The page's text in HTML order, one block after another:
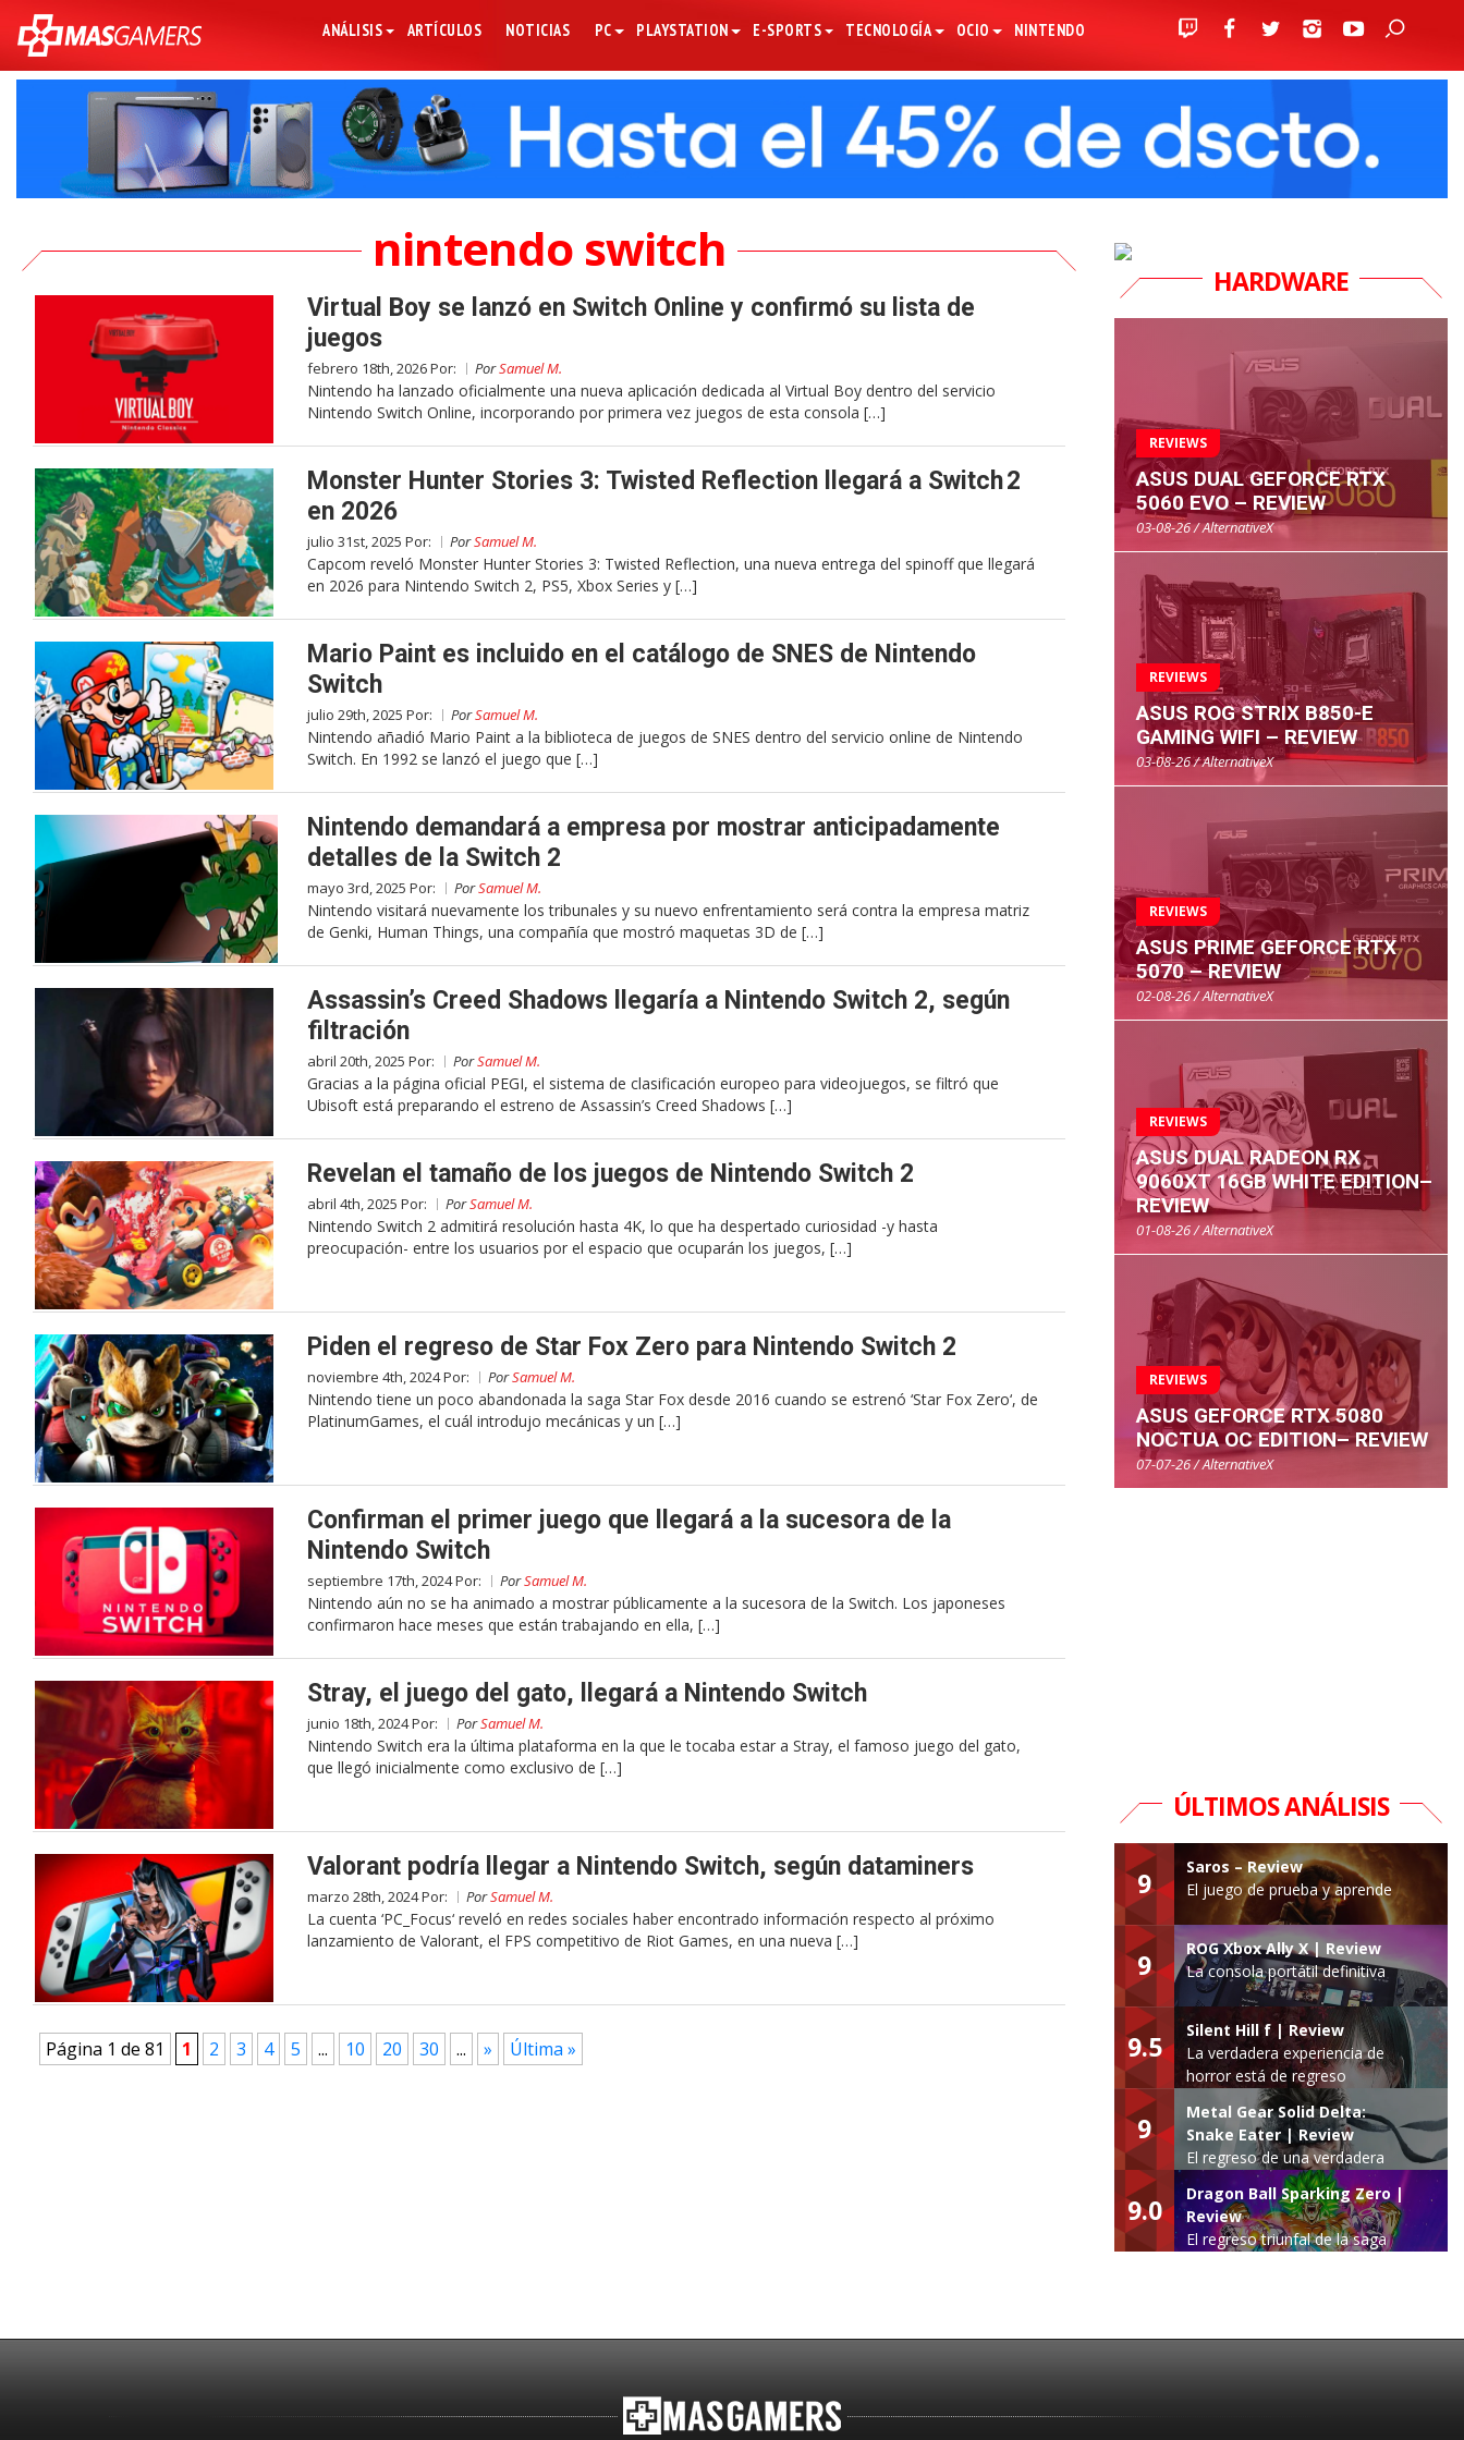
ANÁLISIS ARTÍCULOS NOTICIAS PC PLAYSTATION E-SPORTS TECNOLOGÍA OCIO NINTENDO
nintendo switch
Virtual Boy se lanzó en Switch Online y confirmó su lista de
juegos
febrero 18th, 2026 Por: PorSamuel M.
Nintendo ha lanzado oficialmente una nueva aplicación dedicada al Virtual Boy dentro del servicio
Nintendo Switch Online, incorporando por primera vez juegos de esta consola […]
Monster Hunter Stories 3: Twisted Reflection llegará a Switch 2
en 2026
julio 31st, 2025 Por: PorSamuel M.
Capcom reveló Monster Hunter Stories 3: Twisted Reflection, una nueva entrega del spinoff que llegará
en 2026 para Nintendo Switch 2, PS5, Xbox Series y […]
Mario Paint es incluido en el catálogo de SNES de Nintendo
Switch
julio 29th, 2025 Por: PorSamuel M.
Nintendo añadió Mario Paint a la biblioteca de juegos de SNES dentro del servicio online de Nintendo
Switch. En 1992 se lanzó el juego que […]
Nintendo demandará a empresa por mostrar anticipadamente
detalles de la Switch 2
mayo 3rd, 2025 Por: PorSamuel M.
Nintendo visitará nuevamente los tribunales y su nuevo enfrentamiento será contra la empresa matriz
de Genki, Human Things, una compañía que mostró maquetas 3D de […]
Assassin’s Creed Shadows llegaría a Nintendo Switch 2, según
filtración
abril 20th, 2025 Por: PorSamuel M.
Gracias a la página oficial PEGI, el sistema de clasificación europeo para videojuegos, se filtró que
Ubisoft está preparando el estreno de Assassin’s Creed Shadows […]
Revelan el tamaño de los juegos de Nintendo Switch 2
abril 4th, 2025 Por: PorSamuel M.
Nintendo Switch 2 admitirá resolución hasta 4K, lo que ha despertado curiosidad -y hasta
preocupación- entre los usuarios por el espacio que ocuparán los juegos, […]
Piden el regreso de Star Fox Zero para Nintendo Switch 2
noviembre 4th, 2024 Por: PorSamuel M.
Nintendo tiene un poco abandonada la saga Star Fox desde 2016 cuando se estrenó ‘Star Fox Zero‘, de
PlatinumGames, el cuál introdujo mecánicas y un […]
Confirman el primer juego que llegará a la sucesora de la
Nintendo Switch
septiembre 17th, 2024 Por: PorSamuel M.
Nintendo aún no se ha animado a mostrar públicamente a la sucesora de la Switch. Los japoneses
confirmaron hace meses que están trabajando en ella, […]
Stray, el juego del gato, llegará a Nintendo Switch
junio 18th, 2024 Por: PorSamuel M.
Nintendo Switch era la última plataforma en la que le tocaba estar a Stray, el famoso juego del gato,
que llegó inicialmente como exclusivo de […]
Valorant podría llegar a Nintendo Switch, según dataminers
marzo 28th, 2024 Por: PorSamuel M.
La cuenta ‘PC_Focus‘ reveló en redes sociales haber encontrado información respecto al próximo
lanzamiento de Valorant, el FPS competitivo de Riot Games, en una nueva […]
Página 1 de 81 1 2 3 4 5 ... 10 20 30 ... » Última »
HARDWARE
REVIEWS
ASUS DUAL GEFORCE RTX
5060 EVO – REVIEW
03-08-26 / AlternativeX
REVIEWS
ASUS ROG STRIX B850-E
GAMING WIFI – REVIEW
03-08-26 / AlternativeX
REVIEWS
ASUS PRIME GEFORCE RTX
5070 – REVIEW
02-08-26 / AlternativeX
REVIEWS
ASUS DUAL RADEON RX
9060XT 16GB WHITE EDITION–
REVIEW
01-08-26 / AlternativeX
REVIEWS
ASUS GEFORCE RTX 5080
NOCTUA OC EDITION– REVIEW
07-07-26 / AlternativeX
ÚLTIMOS ANÁLISIS
9
Saros – Review
El juego de prueba y aprende
9
ROG Xbox Ally X | Review
La consola portátil definitiva
9.5
Silent Hill f | Review
La verdadera experiencia de
horror está de regreso
9
Metal Gear Solid Delta:
Snake Eater | Review
El regreso de una verdadera
leyenda
9.0
Dragon Ball Sparking Zero |
Review
El regreso triunfal de la saga